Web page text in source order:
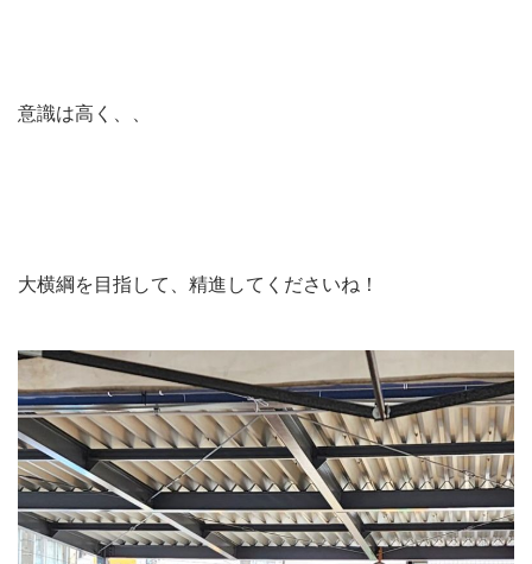
意識は高く、、
大横綱を目指して、精進してくださいね！